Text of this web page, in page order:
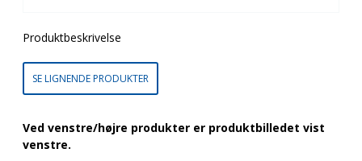
Produktbeskrivelse
SE LIGNENDE PRODUKTER
Ved venstre/højre produkter er produktbilledet vist
venstre.